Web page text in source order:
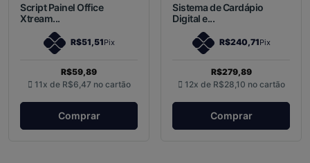
Script Painel Office
Xtream...
R$51,51Pix
R$59,89
11x de R$6,47 no cartão
Comprar
Sistema de Cardápio
Digital e...
R$240,71Pix
R$279,89
12x de R$28,10 no cartão
Comprar